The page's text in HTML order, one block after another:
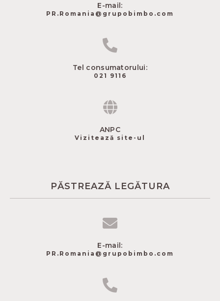
E-mail:
PR.Romania@grupobimbo.com
Tel consumatorului:
021 9116
ANPC
Vizitează site-ul
PĂSTREAZĂ LEGĂTURA
E-mail:
PR.Romania@grupobimbo.com